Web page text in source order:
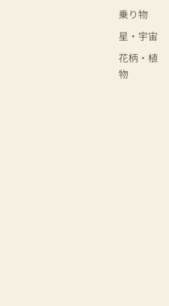
乗り物
星・宇宙
花柄・植
物